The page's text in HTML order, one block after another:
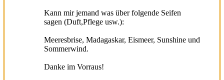
Kann mir jemand was über folgende Seifen
sagen (Duft,Pflege usw.):
Meeresbrise, Madagaskar, Eismeer, Sunshine und
Sommerwind.
Danke im Vorraus!